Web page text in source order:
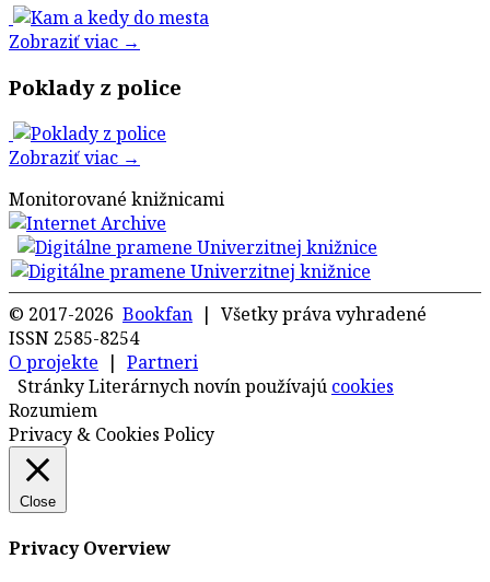
Zobraziť viac →
Poklady z police
Zobraziť viac →
Monitorované knižnicami
© 2017-2026 Bookfan | Všetky práva vyhradené
ISSN 2585-8254
O projekte | Partneri
Stránky Literárnych novín používajú cookies
Rozumiem
Privacy & Cookies Policy
Close
Privacy Overview